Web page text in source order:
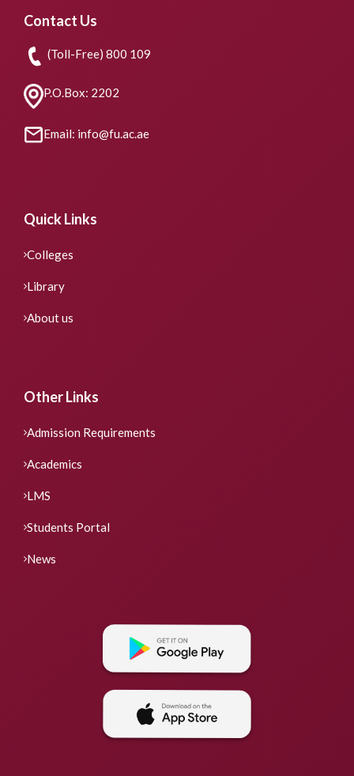
Contact Us
(Toll-Free) 800 109
P.O.Box: 2202
Email: info@fu.ac.ae
Quick Links
Colleges
Library
About us
Other Links
Admission Requirements
Academics
LMS
Students Portal
News